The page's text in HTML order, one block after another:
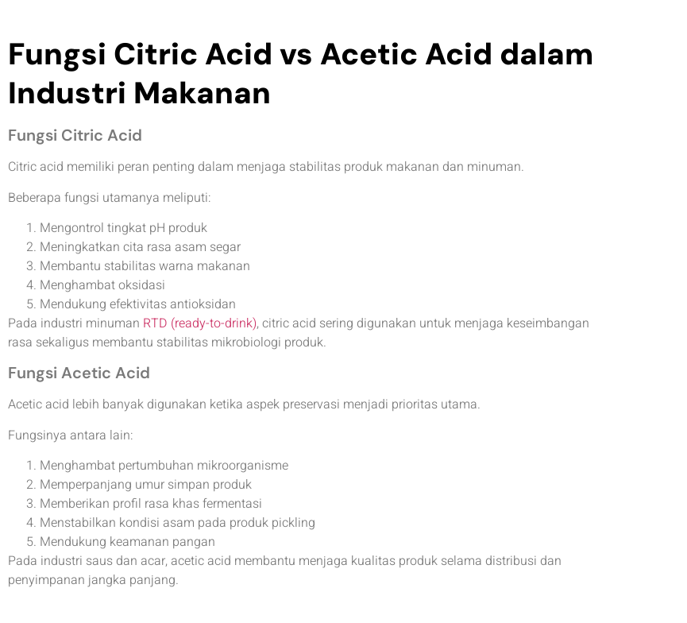
Fungsi Citric Acid vs Acetic Acid dalam
Industri Makanan
Fungsi Citric Acid
Citric acid memiliki peran penting dalam menjaga stabilitas produk makanan dan minuman.
Beberapa fungsi utamanya meliputi:
Mengontrol tingkat pH produk
Meningkatkan cita rasa asam segar
Membantu stabilitas warna makanan
Menghambat oksidasi
Mendukung efektivitas antioksidan
Pada industri minuman RTD (ready-to-drink), citric acid sering digunakan untuk menjaga keseimbangan
rasa sekaligus membantu stabilitas mikrobiologi produk.
Fungsi Acetic Acid
Acetic acid lebih banyak digunakan ketika aspek preservasi menjadi prioritas utama.
Fungsinya antara lain:
Menghambat pertumbuhan mikroorganisme
Memperpanjang umur simpan produk
Memberikan profil rasa khas fermentasi
Menstabilkan kondisi asam pada produk pickling
Mendukung keamanan pangan
Pada industri saus dan acar, acetic acid membantu menjaga kualitas produk selama distribusi dan
penyimpanan jangka panjang.